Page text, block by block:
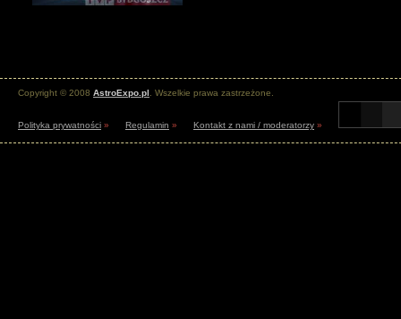
Copyright © 2008 AstroExpo.pl . Wszelkie prawa zastrzeżone.
Polityka prywatności » Regulamin » Kontakt z nami / moderatorzy »